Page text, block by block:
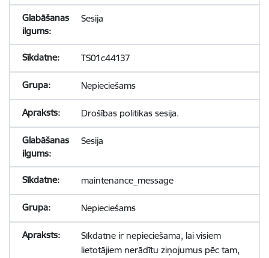
Sesija
TS01c44137
Nepieciešams
Drošības politikas sesija.
Sesija
maintenance_message
Nepieciešams
Sīkdatne ir nepieciešama, lai visiem
lietotājiem nerādītu ziņojumus pēc tam,